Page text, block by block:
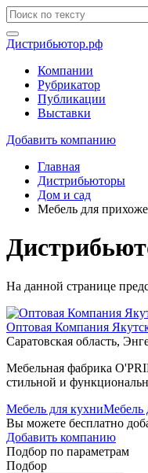
Дистрибьютор.рф
Компании
Рубрикатор
Публикации
Выставки
Добавить компанию
Главная
Дистрибьюторы
Дом и сад
Мебель для
На данной странице
Оптовая Компания
Саратовская область,
Мебельная фабрика
стильной и
Мебель для кухниМебель
Вы можете бесплатно
Добавить компанию
Подбор по параметрам
Подбор